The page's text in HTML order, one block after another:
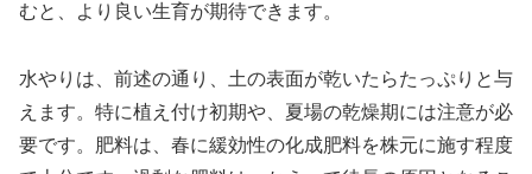
むと、より良い生育が期待できます。
水やりは、前述の通り、土の表面が乾いたらたっぷりと与
えます。特に植え付け初期や、夏場の乾燥期には注意が必
要です。肥料は、春に緩効性の化成肥料を株元に施す程度